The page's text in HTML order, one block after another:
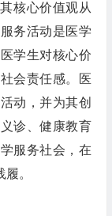
核心价值观从
务活动是医学
学生对核心价
会责任感。医
动，并为其创
诊、健康教育
服务社会，在
。